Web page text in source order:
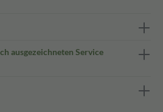
ausgezeichneten Service